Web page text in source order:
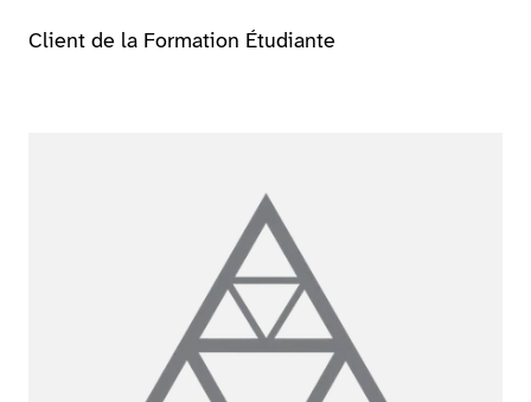
Client de la Formation Étudiante